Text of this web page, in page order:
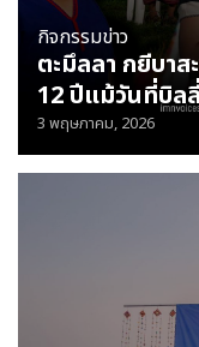
กิจกรรมข่าว
ตะมึลลา กยีบา
12 ปีแม้วันที่บิล
3 พฤษภาคม, 2026